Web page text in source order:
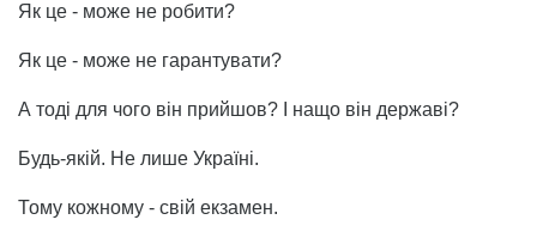
Як це - може не робити?
Як це - може не гарантувати?
А тоді для чого він прийшов? І нащо він державі?
Будь-якій. Не лише Україні.
Тому кожному - свій екзамен.